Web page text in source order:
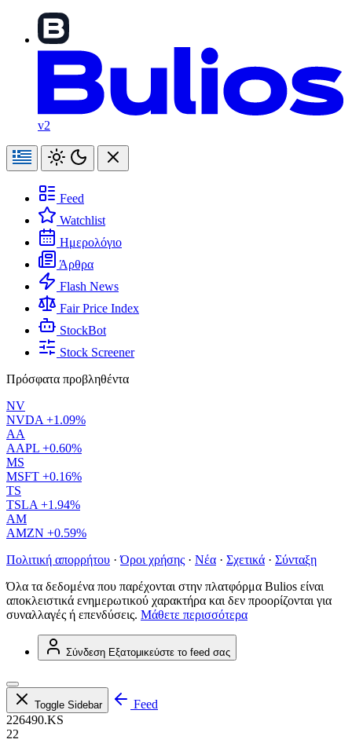
v2
Feed
Watchlist
Ημερολόγιο
Άρθρα
Flash News
Fair Price Index
StockBot
Stock Screener
Πρόσφατα προβληθέντα
NV
NVDA +1.09%
AA
AAPL +0.60%
MS
MSFT +0.16%
TS
TSLA +1.94%
AM
AMZN +0.59%
Πολιτική απορρήτου · Όροι χρήσης · Νέα · Σχετικά · Σύνταξη
Όλα τα δεδομένα που παρέχονται στην πλατφόρμα Bulios είναι
αποκλειστικά ενημερωτικού χαρακτήρα και δεν προορίζονται για
συναλλαγές ή επενδύσεις. Μάθετε περισσότερα
Σύνδεση Εξατομικεύστε το feed σας
Toggle Sidebar
Feed
226490.KS
22